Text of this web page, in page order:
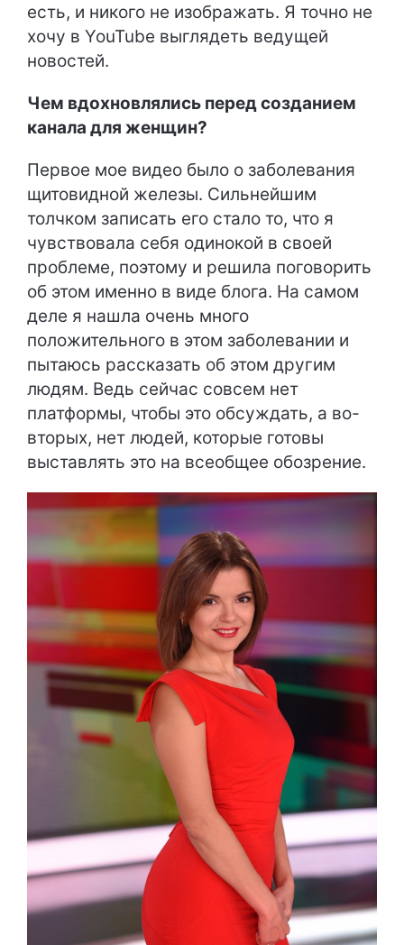
есть, и никого не изображать. Я точно не
хочу в YouTube выглядеть ведущей
новостей.
Чем вдохновлялись перед созданием
канала для женщин?
Первое мое видео было о заболевания
щитовидной железы. Сильнейшим
толчком записать его стало то, что я
чувствовала себя одинокой в своей
проблеме, поэтому и решила поговорить
об этом именно в виде блога. На самом
деле я нашла очень много
положительного в этом заболевании и
пытаюсь рассказать об этом другим
людям. Ведь сейчас совсем нет
платформы, чтобы это обсуждать, а во-
вторых, нет людей, которые готовы
выставлять это на всеобщее обозрение.